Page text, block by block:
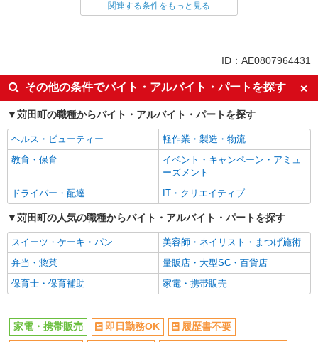
英語が活かせる
ボーナス・賞与あり
車通勤OK
交通費支給
社会保険あり
社員登用あり
関連する条件をもっと見る
ID：AE0807964431
その他の条件でバイト・アルバイト・パートを探す
苅田町の職種からバイト・アルバイト・パートを探す
ヘルス・ビューティー
軽作業・製造・物流
教育・保育
イベント・キャンペーン・アミュ
ーズメント
ドライバー・配達
IT・クリエイティブ
苅田町の人気の職種からバイト・アルバイト・パートを探す
スイーツ・ケーキ・パン
美容師・ネイリスト・まつげ施術
弁当・惣菜
量販店・大型SC・百貨店
保育士・保育補助
家電・携帯販売
家電・携帯販売 即日勤務OK
履歴書不要